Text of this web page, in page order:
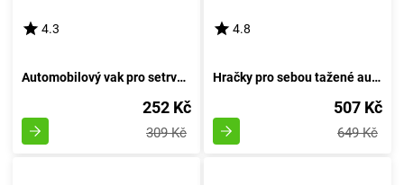
4.3
Automobilový vak pro setrvačník
252 Kč
309 Kč
4.8
Hračky pro sebou tažené autíčka
507 Kč
649 Kč